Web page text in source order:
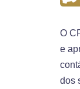
O
e
dos